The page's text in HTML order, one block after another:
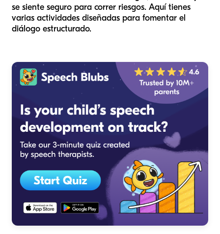
se siente seguro para correr riesgos. Aquí tienes
varias actividades diseñadas para fomentar el
diálogo estructurado.